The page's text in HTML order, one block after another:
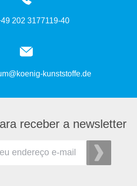
202 3177119-40
kunststoffe.de
receber a newsletter